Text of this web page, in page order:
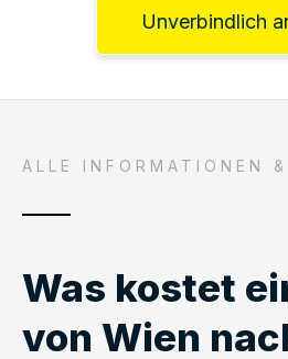
Unverbindlich
ALLE INFORMATIONEN
Was kostet
von Wien